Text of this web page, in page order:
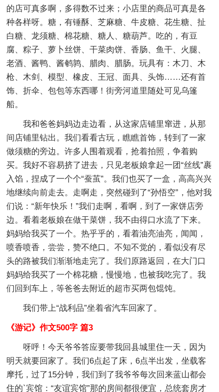
的店可真多啊，多得数不过来；小店里的商品可真是各
种各样呀。糖，有锤酥、芝麻糖、牛皮糖、花生糖、扯
白糖、龙须糖、棉花糖、糖人、糖葫芦。吃的，有豆
腐、粽子、萝卜丝饼、干菜肉饼、香肠、鱼干、火腿、
老酒、酱鸭、酱鹌鹑、腊肉、腊肠。玩具有：木刀、木
枪、木剑、模型、橡皮、王冠、面具、头饰……还有首
饰、折伞、包包等东西哪！街旁河道里随处可见乌篷
船。
我和爸爸妈妈边走边看，从这家店铺里窜进，从那
间店铺里钻出。我们看看古玩，瞧瞧首饰，转到了一家
做须糖的旁边。许多人围着观看，抢着拍照，争着购
买。我好不容易挤了进去，只见老板娘拿起一团“丝线”裹
入馅，捏成了一个个“蚕茧”。我们也买了一盒，高高兴兴
地继续向前走去。走啊走，突然碰到了“孙悟空”，他对我
们说：“新年快乐！”我们走啊，看啊，到了一家饼店旁
边。看着老板娘在做干菜饼，我不由得口水流了下来。
妈妈给我买了一个。热乎乎的，看着油亮油亮，闻闻，
喷香喷香，尝尝，赞不绝口。不知不觉的，看似没有尽
头的路被我们渐渐地走完了。我们原路返回，在大门口
妈妈给我买了一个棉花糖，慢慢地，也被我吃完了。我
们回到车上，等爸爸去附近的超市买两包馄饨。
我们带上“战利品”坐着省汽车回家了。
《游记》作文500字 篇3
呀呼！今天爷爷答应要带我回县城里住一天，因为
明天就要回家了。我们6点起了床，6点半出发，坐载客
摩托，过了15分钟，我们到了我爷爷每次回来蓝山都会
住的`宾馆：“友谊宾馆”那的房间都很便宜，总统套房才